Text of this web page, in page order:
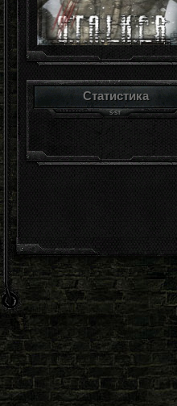
Статистика